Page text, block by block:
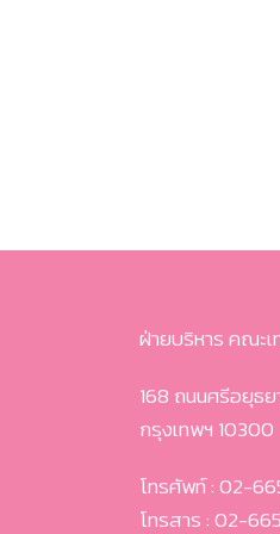
ฝ่ายบริหาร คณะ
168 ถนนศรีอยุธ
กรุงเทพฯ 10300
โทรศัพท์ : 02-
โทรสาร : 02-